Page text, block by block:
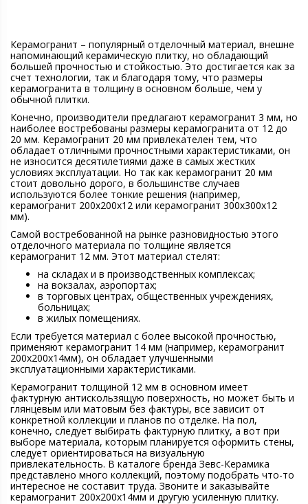
Керамогранит – популярный отделочный материал, внешне
напоминающий керамическую плитку, но обладающий
большей прочностью и стойкостью. Это достигается как за
счет технологии, так и благодаря тому, что размеры
керамогранита в толщину в основном больше, чем у
обычной плитки.
Конечно, производители предлагают керамогранит 3 мм, но
наиболее востребованы размеры керамогранита от 12 до
20 мм. Керамогранит 20 мм привлекателен тем, что
обладает отличными прочностными характеристиками, он
не износится десятилетиями даже в самых жестких
условиях эксплуатации. Но так как керамогранит 20 мм
стоит довольно дорого, в большинстве случаев
используются более тонкие решения (например,
керамогранит 200х200х12 или керамогранит 300х300х12
мм).
Самой востребованной на рынке разновидностью этого
отделочного материала по толщине является
керамогранит 12 мм. Этот материал стелят:
на складах и в производственных комплексах;
на вокзалах, аэропортах;
в торговых центрах, общественных учреждениях,
больницах;
в жилых помещениях.
Если требуется материал с более высокой прочностью,
применяют керамогранит 14 мм (например, керамогранит
200х200х14мм), он обладает улучшенными
эксплуатационными характеристиками.
Керамогранит толщиной 12 мм в основном имеет
фактурную антискользящую поверхность, но может быть и
глянцевым или матовым без фактуры, все зависит от
конкретной коллекции и планов по отделке. На пол,
конечно, следует выбирать фактурную плитку, а вот при
выборе материала, которым планируется оформить стены,
следует ориентироваться на визуальную
привлекательность. В каталоге бренда Зевс-Керамика
представлено много коллекций, поэтому подобрать что-то
интересное не составит труда. Звоните и заказывайте
керамогранит 200х200х14мм и другую усиленную плитку.